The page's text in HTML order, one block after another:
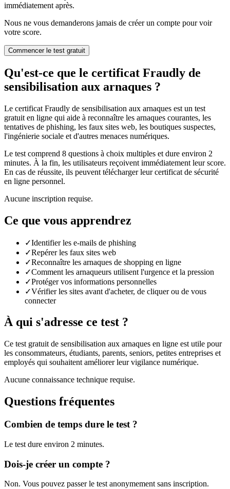
immédiatement après.
Nous ne vous demanderons jamais de créer un compte pour voir
votre score.
Commencer le test gratuit
Qu'est-ce que le certificat Fraudly de
sensibilisation aux arnaques ?
Le certificat Fraudly de sensibilisation aux arnaques est un test
gratuit en ligne qui aide à reconnaître les arnaques courantes, les
tentatives de phishing, les faux sites web, les boutiques suspectes,
l'ingénierie sociale et d'autres menaces numériques.
Le test comprend 8 questions à choix multiples et dure environ 2
minutes. À la fin, les utilisateurs reçoivent immédiatement leur score.
En cas de réussite, ils peuvent télécharger leur certificat de sécurité
en ligne personnel.
Aucune inscription requise.
Ce que vous apprendrez
✓Identifier les e-mails de phishing
✓Repérer les faux sites web
✓Reconnaître les arnaques de shopping en ligne
✓Comment les arnaqueurs utilisent l'urgence et la pression
✓Protéger vos informations personnelles
✓Vérifier les sites avant d'acheter, de cliquer ou de vous
connecter
À qui s'adresse ce test ?
Ce test gratuit de sensibilisation aux arnaques en ligne est utile pour
les consommateurs, étudiants, parents, seniors, petites entreprises et
employés qui souhaitent améliorer leur vigilance numérique.
Aucune connaissance technique requise.
Questions fréquentes
Combien de temps dure le test ?
Le test dure environ 2 minutes.
Dois-je créer un compte ?
Non. Vous pouvez passer le test anonymement sans inscription.